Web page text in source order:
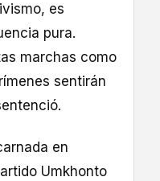
es
pura.
marchas como
sentirán
en
Umkhonto